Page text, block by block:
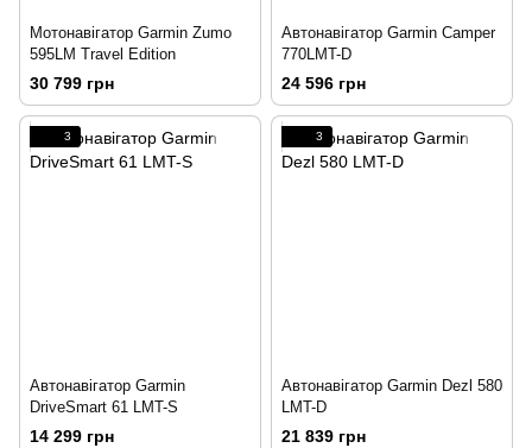
Мотонавігатор Garmin Zumo
595LM Travel Edition
30 799 грн
Автонавігатор Garmin Camper
770LMT-D
24 596 грн
3
Автонавігатор Garmin
DriveSmart 61 LMT-S
14 299 грн
3
Автонавігатор Garmin Dezl 580
LMT-D
21 839 грн